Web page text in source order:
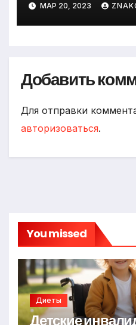
МАР 20, 2023
Добавить
Для отправки
авторизоваться.
You missed
Диеты
Детские